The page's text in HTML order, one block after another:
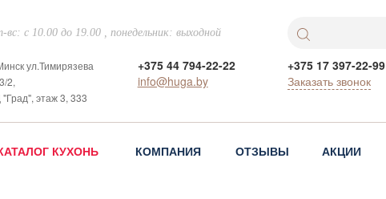
вс: с 10.00 до 19.00 , понедельник: выходной
ул.Тимирязева
2,
этаж 3, 333
+375 44 794-22-22
info@huga.by
+375 17 397-22-99
Заказать звонок
КУХОНЬ КОМПАНИЯ ОТЗЫВЫ АКЦИИ